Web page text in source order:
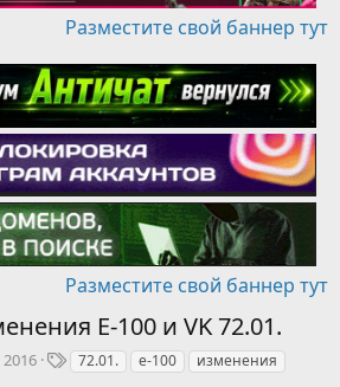
Разместите свой баннер тут
Разместите свой баннер тут
Е-100 и VK 72.01.
Т72.01. е-100 изменения